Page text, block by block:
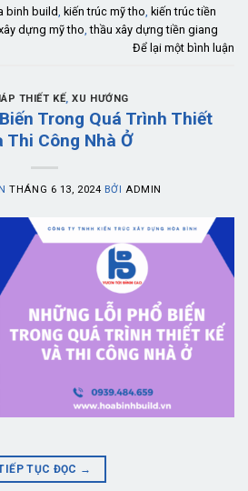
binh build, kiến trúc mỹ tho, kiến trúc tiền
dựng mỹ tho,thầu xây dựng tiền giang
Để lại một bình luận
THIẾT KẾ,XU HƯỚNG
Trong Quá Trình Thiết
Thi Công Nhà Ở
THÁNG 6 13, 2024 BỞIADMIN
TỤC ĐỌC →